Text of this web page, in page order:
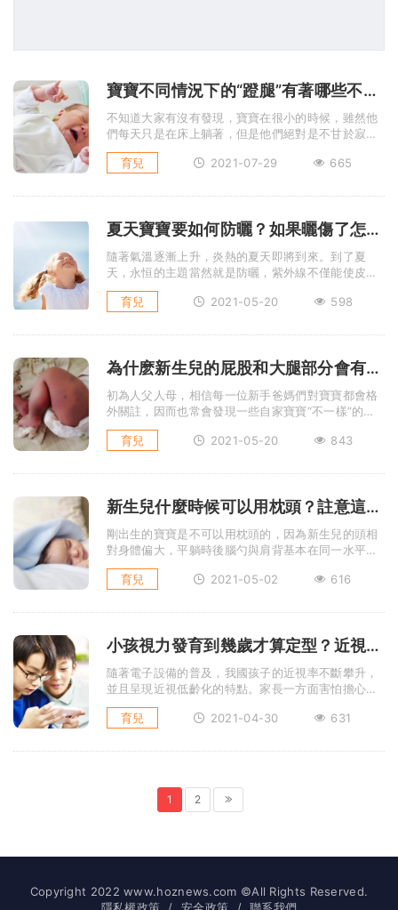
寶寶不同情況下的“蹬腿”有著哪些不一樣的含義
不知道大家有沒有發現，寶寶在很小的時候，雖然他
們每天只是在床上躺著，但是他們絕對是不甘於寂寞
的，小動作特別多，一會吃 ...
育兒
2021-07-29 665
夏天寶寶要如何防曬？如果曬傷了怎麽辦？
隨著氣溫逐漸上升，炎熱的夏天即將到來。到了夏
天，永恒的主題當然就是防曬，紫外線不僅能使皮膚
曬黑，還有可能導致色斑、曬 ...
育兒
2021-05-20 598
為什麽新生兒的屁股和大腿部分會有淤青？
初為人父人母，相信每一位新手爸媽們對寶寶都會格
外關註，因而也常會發現一些自家寶寶“不一樣”的地
方。
育兒
2021-05-20 843
新生兒什麼時候可以用枕頭？註意這個時間否則不利於脊柱發育
剛出生的寶寶是不可以用枕頭的，因為新生兒的頭相
對身體偏大，平躺時後腦勺與肩背基本在同一水平面
上，用了枕頭反而會不舒服 ...
育兒
2021-05-02 616
小孩視力發育到幾歲才算定型？近視有什麽不利影響？
隨著電子設備的普及，我國孩子的近視率不斷攀升，
並且呈現近視低齡化的特點。家長一方面害怕擔心孩
子的視力下降，一方面又為 ...
育兒
2021-04-30 631
1 2
Copyright 2022 www.hoznews.com ©All Rights Reserved.